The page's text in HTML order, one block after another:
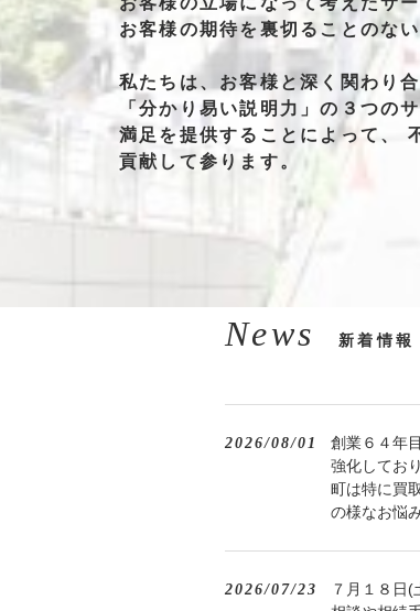
お客様の期待を 裏切る ことのない
私たちは、 お客様と深く関わり
「分かり易い説明力」の ３つの
満足を提供する ことによって、
貢献して参ります。
News 新着情報
2026/08/01
創業６４年
強化してお
町は特に買
の様なお悩
2026/07/23
７月１８日